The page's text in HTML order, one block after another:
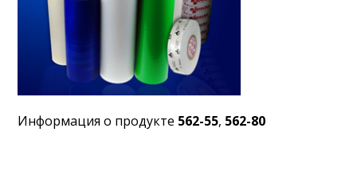
Информация о продукте 562-55, 562-80